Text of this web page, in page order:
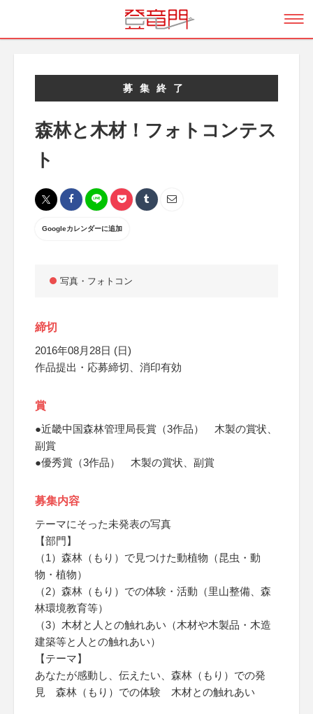
募集終了
森林と木材！フォトコンテス
ト
Googleカレンダーに追加
写真・フォトコン
締切
2016年08月28日 (日)
作品提出・応募締切、消印有効
賞
●近畿中国森林管理局長賞（3作品） 木製の賞状、
副賞
●優秀賞（3作品） 木製の賞状、副賞
募集内容
テーマにそった未発表の写真
【部門】
（1）森林（もり）で見つけた動植物（昆虫・動
物・植物）
（2）森林（もり）での体験・活動（里山整備、森
林環境教育等）
（3）木材と人との触れあい（木材や木製品・木造
建築等と人との触れあい）
【テーマ】
あなたが感動し、伝えたい、森林（もり）での発
見 森林（もり）での体験 木材との触れあい